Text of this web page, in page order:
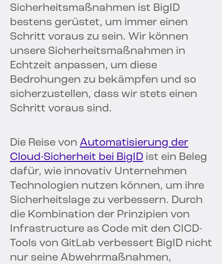
Sicherheitsmaßnahmen ist BigID
bestens gerüstet, um immer einen
Schritt voraus zu sein. Wir können
unsere Sicherheitsmaßnahmen in
Echtzeit anpassen, um diese
Bedrohungen zu bekämpfen und so
sicherzustellen, dass wir stets einen
Schritt voraus sind.
Die Reise von Automatisierung der
Cloud-Sicherheit bei BigID ist ein Beleg
dafür, wie innovativ Unternehmen
Technologien nutzen können, um ihre
Sicherheitslage zu verbessern. Durch
die Kombination der Prinzipien von
Infrastructure as Code mit den CICD-
Tools von GitLab verbessert BigID nicht
nur seine Abwehrmaßnahmen,